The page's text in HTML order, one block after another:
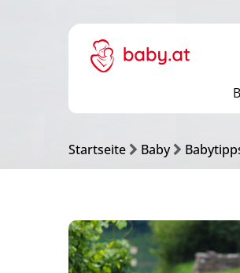
Startseite Baby